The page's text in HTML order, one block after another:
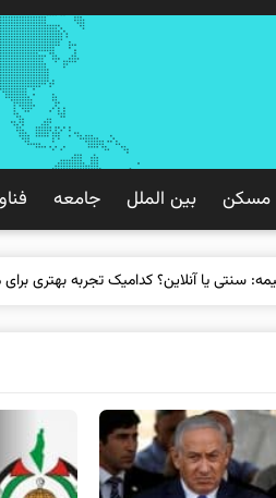
مسکن بین الملل جامعه